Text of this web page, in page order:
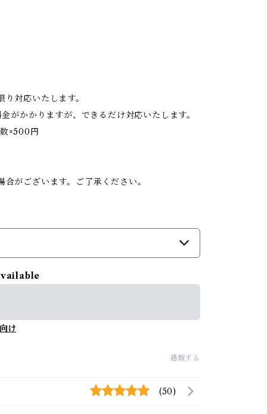
対応いたします。
がかかりますが、できるだけ対応いたします。
×500円
がございます。ご了承ください。
け
通報する
(50)